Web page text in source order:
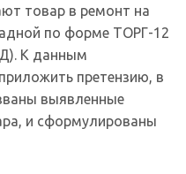
товар в ремонт на
по форме ТОРГ-12
К данным
претензию, в
выявленные
и сформулированы